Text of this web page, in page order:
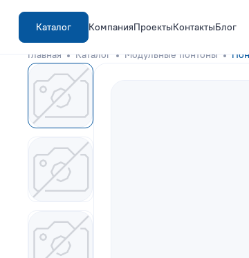
Каталог КомпанияПроектыКонтактыБлог
Главная Каталог Модульные понтоны